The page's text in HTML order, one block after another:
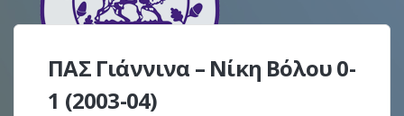
ΠΑΣ Γιάννινα – Νίκη Βόλου 0-
1 (2003-04)